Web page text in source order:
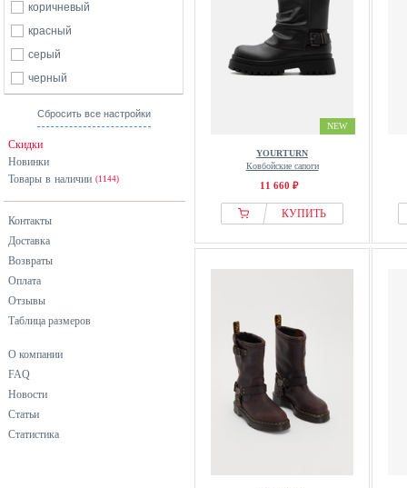
New Rock
Next
Palladium
Pier One
Toga
Tom Tailor
Won Hundred
YOURTURN
Zign
коричневый
красный
серый
черный
Сбросить все настройки
Скидки
Новинки
Товары в наличии (1144)
Контакты
Доставка
Возвраты
Оплата
Отзывы
Таблица размеров
О компании
FAQ
Новости
Статьи
Статистика
NEW
YOURTURN
Ковбойские сапоги
11 660 ₽
КУПИТЬ